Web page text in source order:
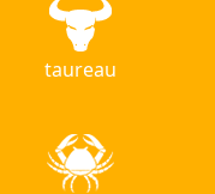
taureau